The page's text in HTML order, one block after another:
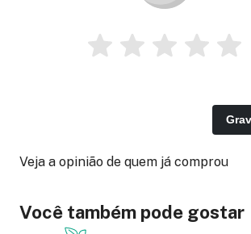
Veja a opinião de quem já comprou
Você também pode gostar